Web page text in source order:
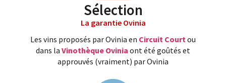
Sélection
La garantie Ovinia
Les vins proposés par Ovinia en Circuit Court ou
dans la Vinothèque Ovinia ont été goûtés et
approuvés (vraiment) par Ovinia